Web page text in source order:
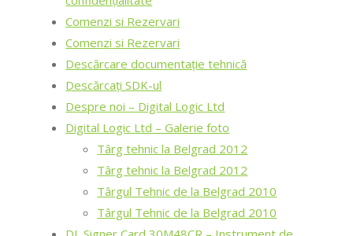
Comenzi si Rezervari
Comenzi si Rezervari
Descărcare documentație tehnică
Descărcați SDK-ul
Despre noi – Digital Logic Ltd
Digital Logic Ltd – Galerie foto
Târg tehnic la Belgrad 2012
Târg tehnic la Belgrad 2012
Târgul Tehnic de la Belgrad 2010
Târgul Tehnic de la Belgrad 2010